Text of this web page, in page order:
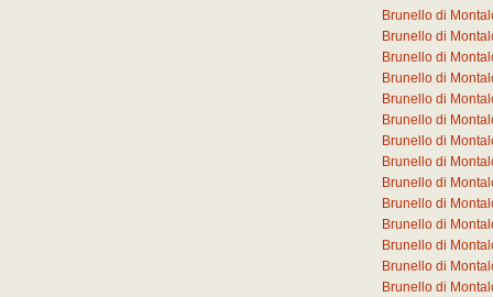
Brunello di
Brunello di
Brunello di
Brunello di
Brunello di
Brunello di
Brunello di
Brunello di
Brunello di
Brunello di
Brunello di
Brunello di
Brunello di
Brunello di